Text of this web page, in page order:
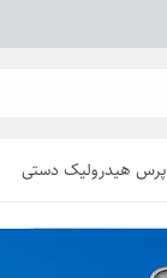
پرس هیدرولیک دستی